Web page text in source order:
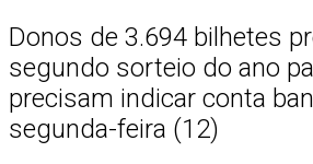
Donos de 3.694 bilhetes
segundo sorteio do ano
precisam indicar conta
segunda-feira (12)